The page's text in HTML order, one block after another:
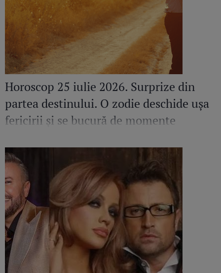
Horoscop 25 iulie 2026. Surprize din
partea destinului. O zodie deschide ușa
fericirii și se bucură de momente